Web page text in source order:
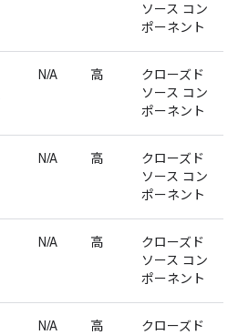
ソース コン
ポーネント
N/A 高
クローズド
ソース コン
ポーネント
N/A 高
クローズド
ソース コン
ポーネント
N/A 高
クローズド
ソース コン
ポーネント
N/A 高
クローズド